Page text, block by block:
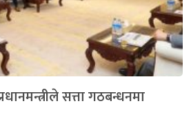
सत्ता गठबन्धनमा